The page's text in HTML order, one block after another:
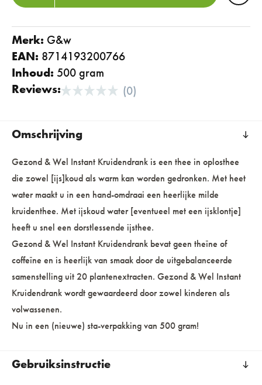
Merk:
g&w
EAN: 8714193200766
Inhoud: 500 gram
Reviews:
(0)
Omschrijving
Gezond & Wel Instant Kruidendrank is een thee in oplosthee
die zowel [ijs]koud als warm kan worden gedronken. Met heet
water maakt u in een hand-omdraai een heerlijke milde
kruidenthee. Met ijskoud water [eventueel met een ijsklontje]
heeft u snel een dorstlessende ijsthee.
Gezond & Wel Instant Kruidendrank bevat geen theïne of
coffeïne en is heerlijk van smaak door de uitgebalanceerde
samenstelling uit 20 plantenextracten. Gezond & Wel Instant
Kruidendrank wordt gewaardeerd door zowel kinderen als
volwassenen.
Nu in een (nieuwe) sta-verpakking van 500 gram!
Gebruiksinstructie